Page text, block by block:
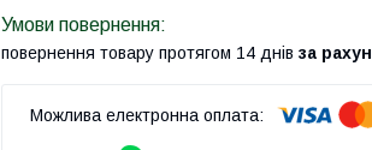
повернення товару протягом 14 днів за